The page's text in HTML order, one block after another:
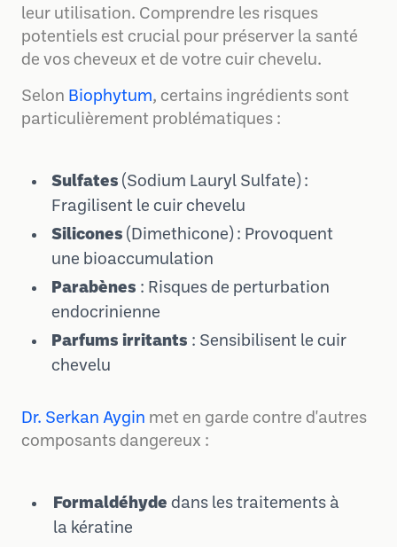
leur utilisation. Comprendre les risques
potentiels est crucial pour préserver la santé
de vos cheveux et de votre cuir chevelu.
Selon Biophytum, certains ingrédients sont
particulièrement problématiques :
Sulfates (Sodium Lauryl Sulfate) :
Fragilisent le cuir chevelu
Silicones (Dimethicone) : Provoquent
une bioaccumulation
Parabènes : Risques de perturbation
endocrinienne
Parfums irritants : Sensibilisent le cuir
chevelu
Dr. Serkan Aygin met en garde contre d'autres
composants dangereux :
Formaldéhyde dans les traitements à
la kératine